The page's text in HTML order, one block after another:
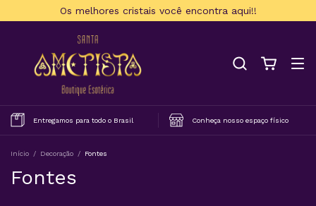
Os melhores cristais você encontra aqui!!
Entregamos para todo o Brasil Conheça nosso espaço físico
Início / Decoração / Fontes
Fontes